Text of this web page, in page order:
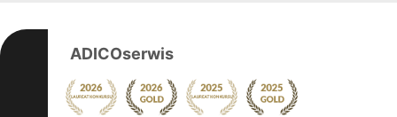
ADICOserwis